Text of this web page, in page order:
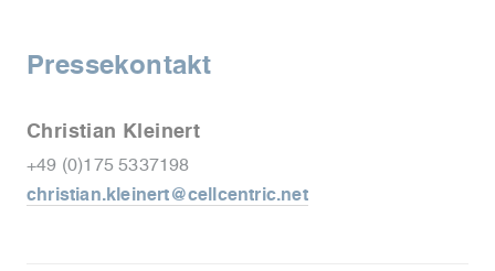
Pressekontakt
Christian Kleinert
+49 (0)175 5337198
christian.kleinert@cellcentric.net